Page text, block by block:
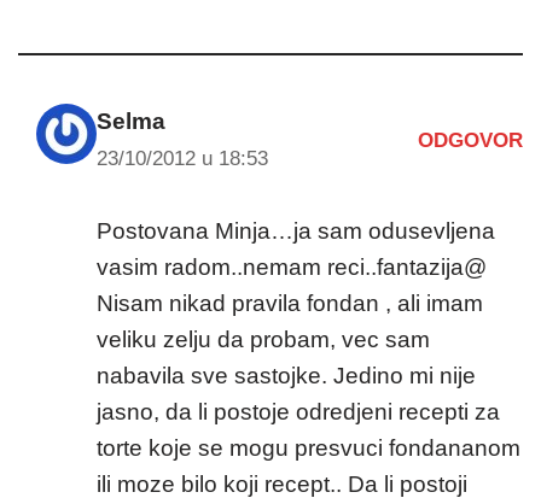
Selma
23/10/2012 u 18:53
ODGOVOR
Postovana Minja…ja sam odusevljena
vasim radom..nemam reci..fantazija@
Nisam nikad pravila fondan , ali imam
veliku zelju da probam, vec sam
nabavila sve sastojke. Jedino mi nije
jasno, da li postoje odredjeni recepti za
torte koje se mogu presvuci fondananom
ili moze bilo koji recept.. Da li postoji